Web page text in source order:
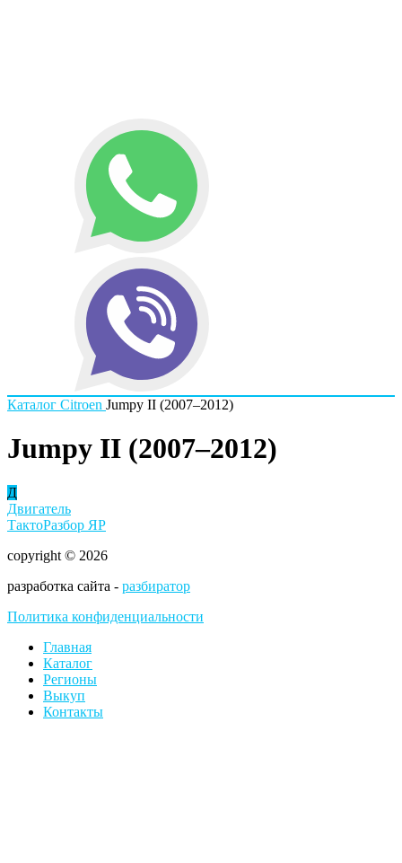
Каталог Citroen Jumpy II (2007–2012)
Jumpy II (2007–2012)
Д
Двигатель
ТактоРазбор ЯР
copyright © 2026
разработка сайта - разбиратор
Политика конфиденциальности
Главная
Каталог
Регионы
Выкуп
Контакты